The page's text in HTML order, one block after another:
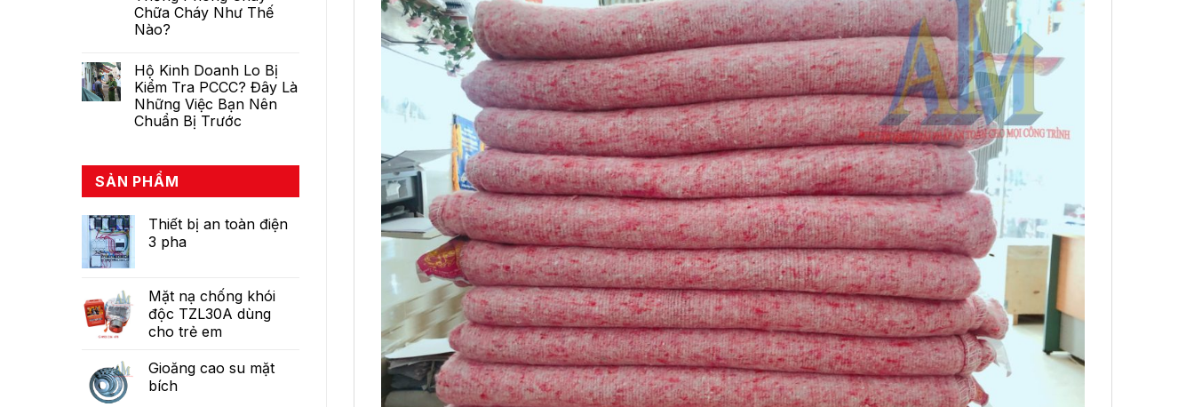
Chữa Cháy Như Thế
Nào?
Hộ Kinh Doanh Lo Bị
Kiểm Tra PCCC? Đây Là
Những Việc Bạn Nên
Chuẩn Bị Trước
SẢN PHẨM
Thiết bị an toàn điện
3 pha
Mặt nạ chống khói
độc TZL30A dùng
cho trẻ em
Gioăng cao su mặt
bích